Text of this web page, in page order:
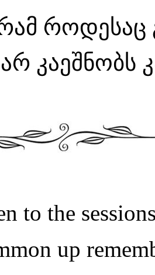
როდესაც
კაეშნობს
to the
up